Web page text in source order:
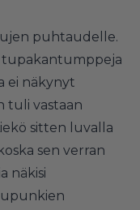
puhtaudelle.
tupakantumppeja
ei näkynyt
tuli vastaan
sitten luvalla
sen verran
näkisi